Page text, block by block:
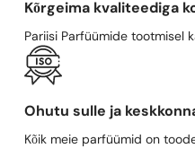
Kõrgeima kvaliteediga
Pariisi Parfüümide tootmisel
Ohutu sulle ja
Kõik meie parfüümid on